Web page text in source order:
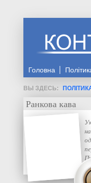
Головна
Ранкова кава